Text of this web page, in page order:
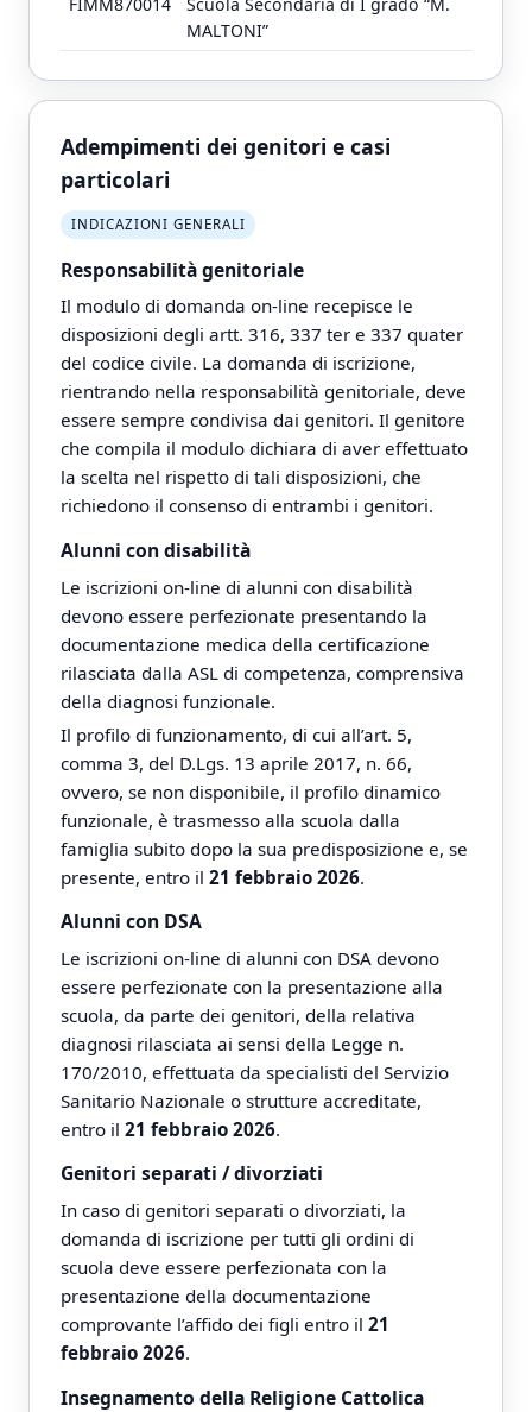
FIMM870014
Scuola Secondaria di I grado “M.
MALTONI”
Adempimenti dei genitori e casi
particolari
INDICAZIONI GENERALI
Responsabilità genitoriale
Il modulo di domanda on-line recepisce le
disposizioni degli artt. 316, 337 ter e 337 quater
del codice civile. La domanda di iscrizione,
rientrando nella responsabilità genitoriale, deve
essere sempre condivisa dai genitori. Il genitore
che compila il modulo dichiara di aver effettuato
la scelta nel rispetto di tali disposizioni, che
richiedono il consenso di entrambi i genitori.
Alunni con disabilità
Le iscrizioni on-line di alunni con disabilità
devono essere perfezionate presentando la
documentazione medica della certificazione
rilasciata dalla ASL di competenza, comprensiva
della diagnosi funzionale.
Il profilo di funzionamento, di cui all’art. 5,
comma 3, del D.Lgs. 13 aprile 2017, n. 66,
ovvero, se non disponibile, il profilo dinamico
funzionale, è trasmesso alla scuola dalla
famiglia subito dopo la sua predisposizione e, se
presente, entro il21 febbraio 2026.
Alunni con DSA
Le iscrizioni on-line di alunni con DSA devono
essere perfezionate con la presentazione alla
scuola, da parte dei genitori, della relativa
diagnosi rilasciata ai sensi della Legge n.
170/2010, effettuata da specialisti del Servizio
Sanitario Nazionale o strutture accreditate,
entro il21 febbraio 2026.
Genitori separati / divorziati
In caso di genitori separati o divorziati, la
domanda di iscrizione per tutti gli ordini di
scuola deve essere perfezionata con la
presentazione della documentazione
comprovante l’affido dei figli entro il21
febbraio 2026.
Insegnamento della Religione Cattolica